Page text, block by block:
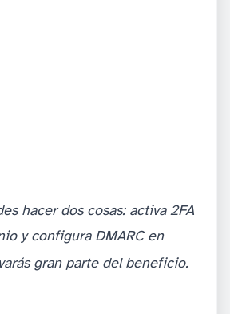
hacer dos cosas: activa 2FA
y configura DMARC en
gran parte del beneficio.